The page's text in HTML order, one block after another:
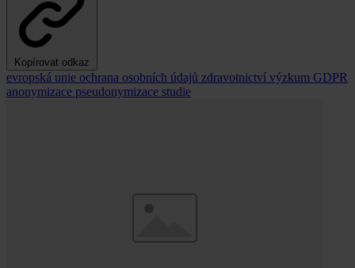
Kopírovat odkaz
evropská unie ochrana osobních údajů zdravotnictví výzkum GDPR
anonymizace pseudonymizace studie